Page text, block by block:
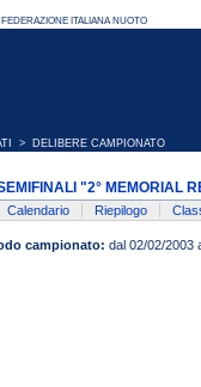
> DELIBERE CAMPIONATO
"2° MEMORIAL
Calendario Riepilogo
campionato: dal 02/02/2003